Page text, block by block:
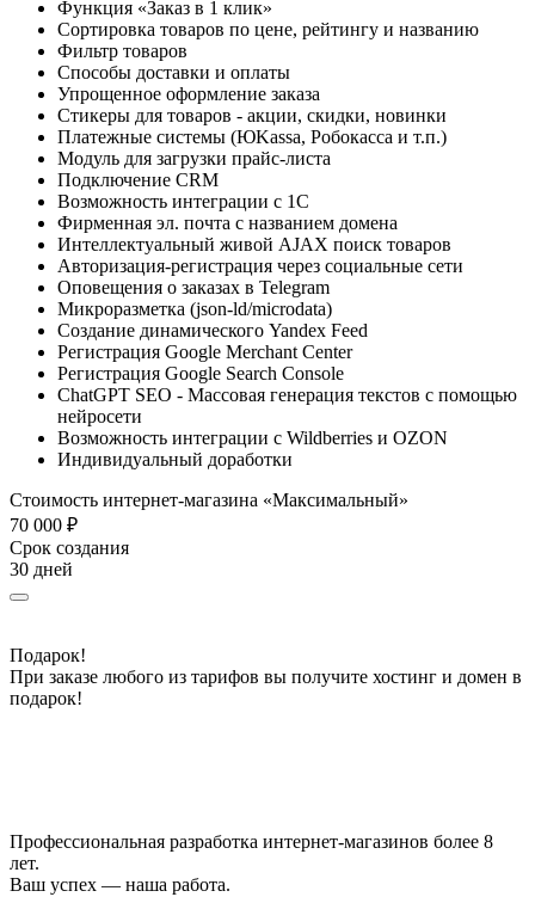
Функция «Заказ в 1 клик»
Сортировка товаров по цене, рейтингу и названию
Фильтр товаров
Способы доставки и оплаты
Упрощенное оформление заказа
Стикеры для товаров - акции, скидки, новинки
Платежные системы (ЮKassa, Робокасса и т.п.)
Модуль для загрузки прайс-листа
Подключение CRM
Возможность интеграции с 1С
Фирменная эл. почта с названием домена
Интеллектуальный живой AJAX поиск товаров
Авторизация-регистрация через социальные сети
Оповещения о заказах в Telegram
Микроразметка (json-ld/microdata)
Создание динамического Yandex Feed
Регистрация Google Merchant Center
Регистрация Google Search Console
ChatGPT SEO - Массовая генерация текстов с помощью
нейросети
Возможность интеграции с Wildberries и OZON
Индивидуальный доработки
Стоимость интернет-магазина «Максимальный»
70 000 ₽
Срок создания
30 дней
Подарок!
При заказе любого из тарифов вы получите хостинг и домен в
подарок!
Профессиональная разработка интернет-магазинов более 8
лет.
Ваш успех — наша работа.